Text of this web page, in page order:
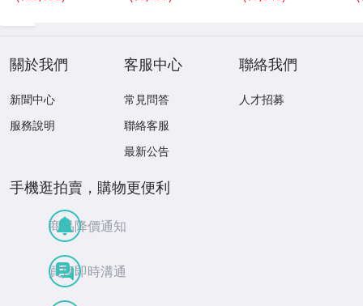
關於我們
新聞中心
服務說明
客服中心
常見問答
聯絡客服
最新公告
聯絡我們
人才招募
手機逛拍賣，購物更便利
商品降價通知
買賣即時溝通